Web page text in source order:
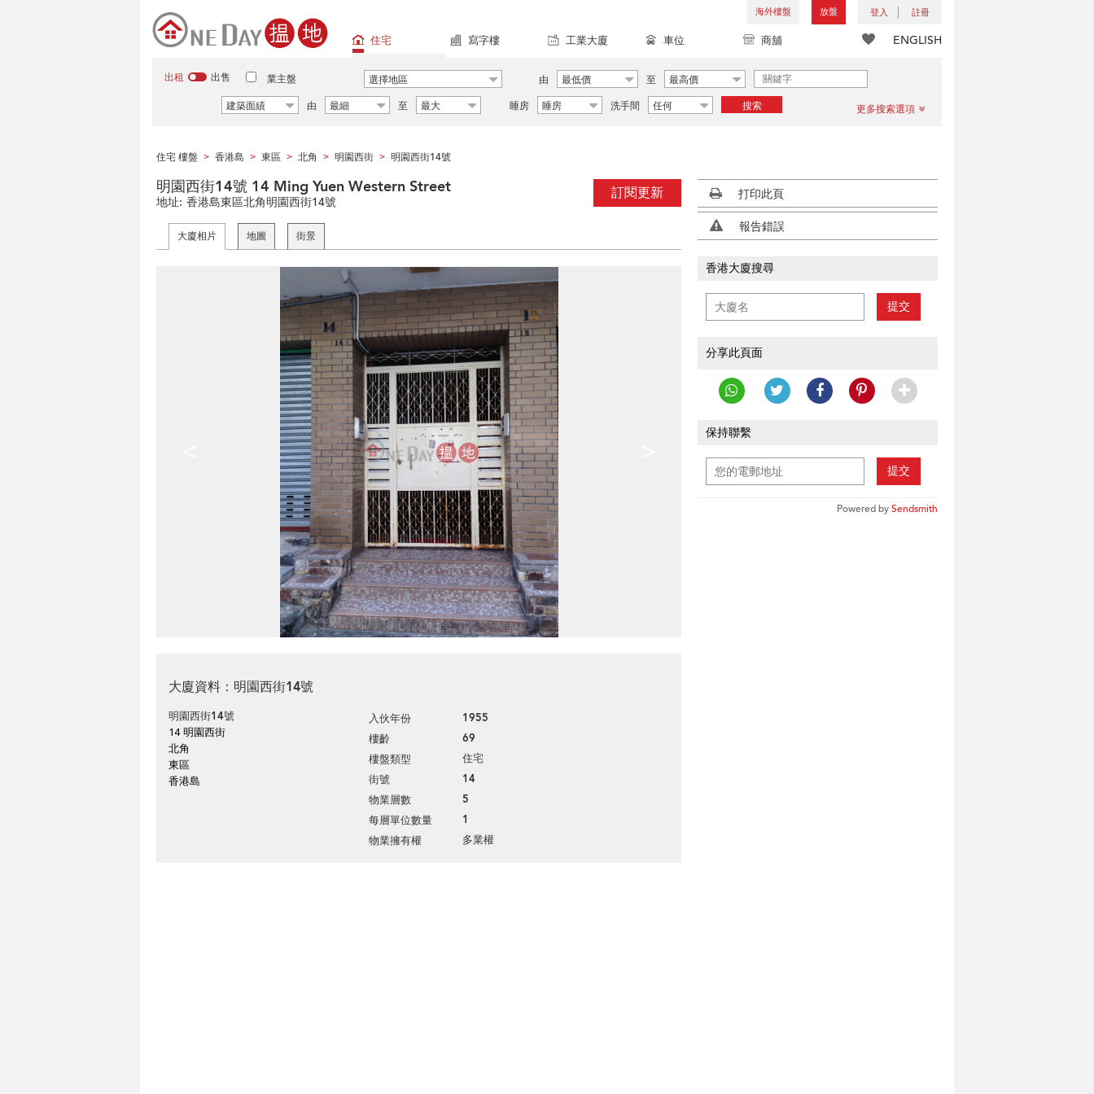
海外樓盤 放盤 登入 註冊
ENGLISH
住宅 寫字樓 工業大廈 車位 商舖
出租 出售 業主盤 選擇地區 由 最低價 至
最高價
建築面績
由 最細 至 最大 睡房 睡房 洗手間 任何 搜索 更多搜索選項
住宅 樓盤 > 香港島 > 東區 > 北角 > 明園西街 > 明園西街14號
訂閱更新
明園西街14號 14 Ming Yuen Western Street
地址: 香港島東區北角明園西街14號
大廈相片 地圖 街景
大廈資料：明園西街14號
明園西街14號
14 明園西街
北角
東區
香港島
入伙年份 1955
樓齡 69
樓盤類型 住宅
街號 14
物業層數 5
每層單位數量 1
物業擁有權 多業權
打印此頁
報告錯誤
香港大廈搜尋
提交
分享此頁面
保持聯繫
提交
Powered bySendsmith